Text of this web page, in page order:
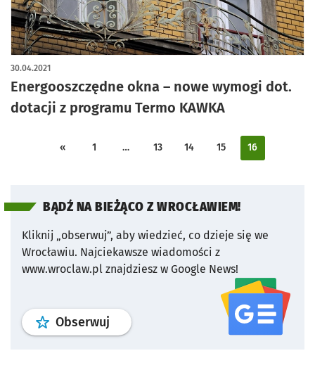
Energooszczędne okna – nowe wymogi dot.
dotacji z programu Termo KAWKA
30.04.2021
« 1 … 13 14 15 16
BĄDŹ NA BIEŻĄCO Z WROCŁAWIEM!
Kliknij „obserwuj”, aby wiedzieć, co dzieje się we
Wrocławiu. Najciekawsze wiadomości z
www.wroclaw.pl znajdziesz w Google News!
Obserwuj profil serwisu